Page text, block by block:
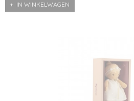
IN WINKELWAGEN